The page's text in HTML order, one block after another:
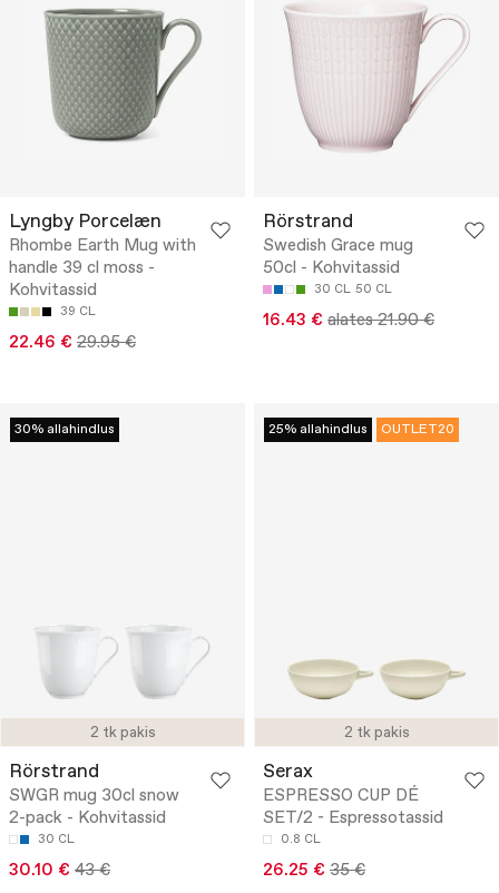
Lyngby Porcelæn
Rhombe Earth Mug with
handle 39 cl moss -
Kohvitassid
39 CL
22.46 € 29.95 €
Rörstrand
Swedish Grace mug
50cl - Kohvitassid
30 CL 50 CL
16.43 € alates 21.90 €
2 tk pakis
30% allahindlus
Rörstrand
SWGR mug 30cl snow
2-pack - Kohvitassid
30 CL
30.10 € 43 €
2 tk pakis
25% allahindlus OUTLET20
Serax
ESPRESSO CUP DÉ
SET/2 - Espressotassid
0.8 CL
26.25 € 35 €